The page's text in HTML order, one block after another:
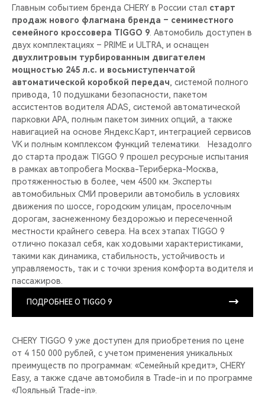
Главным событием бренда CHERY в России стал старт
продаж нового флагмана бренда – семиместного
семейного кроссовера TIGGO 9 . Автомобиль доступен в
двух комплектациях – PRIME и ULTRA, и оснащен
двухлитровым турбированным двигателем
мощностью 245 л.с. и восьмиступенчатой
автоматической коробкой передач , системой полного
привода, 10 подушками безопасности, пакетом
ассистентов водителя ADAS, системой автоматической
парковки APA, полным пакетом зимних опций, а также
навигацией на основе Яндекс.Карт, интеграцией сервисов
VK и полным комплексом функций телематики. Незадолго
до старта продаж TIGGO 9 прошел ресурсные испытания
в рамках автопробега Москва-Териберка-Москва,
протяженностью в более, чем 4500 км. Эксперты
автомобильных СМИ проверили автомобиль в условиях
движения по шоссе, городским улицам, проселочным
дорогам, заснеженному бездорожью и пересеченной
местности крайнего севера. На всех этапах TIGGO 9
отлично показал себя, как ходовыми характеристиками,
такими как динамика, стабильность, устойчивость и
управляемость, так и с точки зрения комфорта водителя и
пассажиров.
ПОДРОБНЕЕ О TIGGO 9
CHERY TIGGO 9 уже доступен для приобретения по цене
от 4 150 000 рублей, с учетом применения уникальных
преимуществ по программам: «Семейный кредит», CHERY
Easy, а также сдаче автомобиля в Trade-in и по программе
«Лояльный Trade-in».